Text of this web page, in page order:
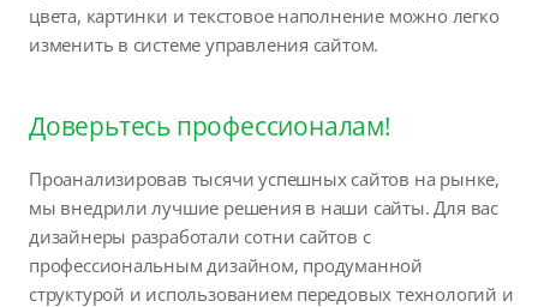
цвета, картинки и текстовое наполнение можно легко
изменить в системе управления сайтом.
Доверьтесь профессионалам!
Проанализировав тысячи успешных сайтов на рынке,
мы внедрили лучшие решения в наши сайты. Для вас
дизайнеры разработали сотни сайтов с
профессиональным дизайном, продуманной
структурой и использованием передовых технологий и